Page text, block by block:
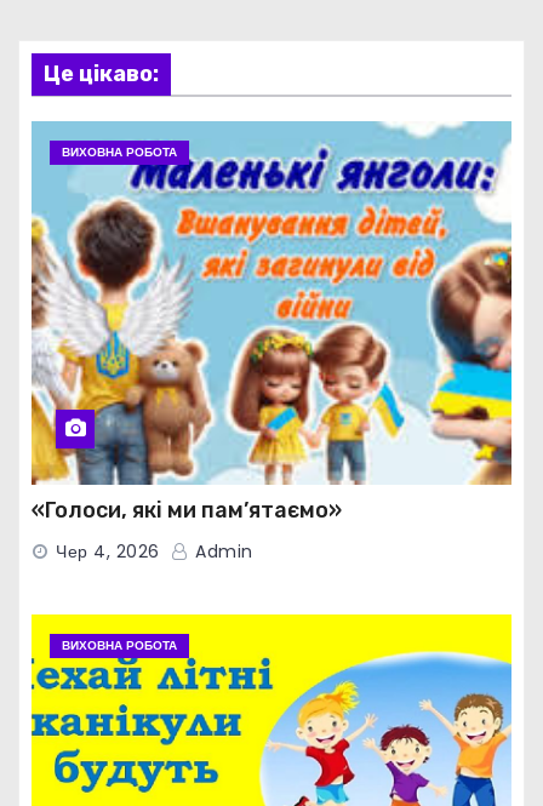
Це цікаво:
ВИХОВНА РОБОТА
«Голоси, які ми пам’ятаємо»
Чер 4, 2026 Admin
ВИХОВНА РОБОТА